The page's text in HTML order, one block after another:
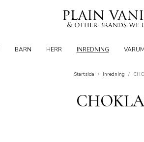
BARN HERR INREDNING
Startsida / Inredning /